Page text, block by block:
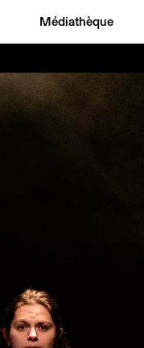
Médiathèque